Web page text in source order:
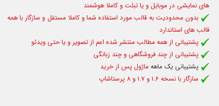
های نمایشی در موبایل و یا تبلت و کاملا هوشمند
بدون محدودیت به قالب مورد استفاده شما و کاملا مستقل و سازگار با همه
قالب های استاندارد
پشتیبانی از همه مطالب منتشر شده اعم از تصویر و یا حتی ویدئو
پشتیبانی از چند فروشگاهی و چند زبانگی
پشتیبانی یک ماههماژول پس از خرید
سازگار با نسخه 1.6 و 1.7 و 8 پرستاشاپ